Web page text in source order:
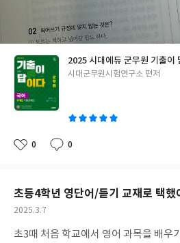
2025 시대에듀 군무원 기출이
글
시대군무원시험연구소 편저
좋
0
댓
0
작
초등4학년 영단어/듣기 교재로 택했
작
일
2025.3.7
초3때 처음 학교에서 영어 과목을 배우